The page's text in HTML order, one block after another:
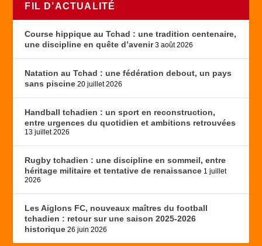
FIL D’ACTUALITÉ
Course hippique au Tchad : une tradition centenaire,
une discipline en quête d’avenir 3 août 2026
Natation au Tchad : une fédération debout, un pays
sans piscine 20 juillet 2026
Handball tchadien : un sport en reconstruction,
entre urgences du quotidien et ambitions retrouvées
13 juillet 2026
Rugby tchadien : une discipline en sommeil, entre
héritage militaire et tentative de renaissance 1 juillet
2026
Les Aiglons FC, nouveaux maîtres du football
tchadien : retour sur une saison 2025-2026
historique 26 juin 2026